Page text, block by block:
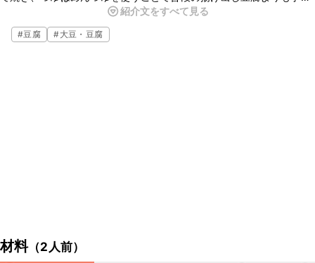
にお作りいただけますよ。ぜひお試しくださいね。
紹介文をすべて見る
#豆腐 #大豆・豆腐
材料（2人前）